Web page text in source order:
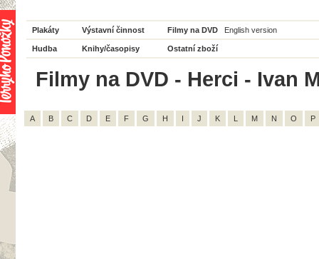
Plakáty Výstavní činnost Filmy na DVD English version
Hudba Knihy/časopisy Ostatní zboží
Filmy na DVD - Herci - Ivan
A B C D E F G H I J K L M N O P